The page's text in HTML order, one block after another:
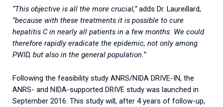
“This objective is all the more crucial,”adds Dr. Laureillard,
“because with these treatments it is possible to cure
hepatitis C in nearly all patients in a few months. We could
therefore rapidly eradicate the epidemic, not only among
PWID, but also in the general population.”
Following the feasibility study ANRS/NIDA DRIVE-IN, the
ANRS- and NIDA-supported DRIVE study was launched in
September 2016. This study will, after 4 years of follow-up,